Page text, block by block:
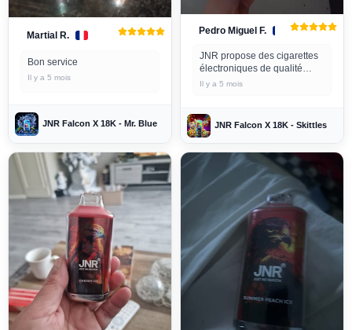
Martial R.
Bon service
Il y a 5 mois
JNR Falcon X 18K - Mr. Blue
Pedro Miguel F.
JNR propose des cigarettes
électroniques de qualité
supérieure
Il y a 5 mois
JNR Falcon X 18K - Skittles